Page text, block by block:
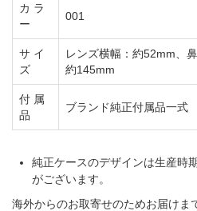
カ ラ
ー
001
サ イ
ズ
レンズ横幅：約52mm、
約145mm
付 属
品
ブランド純正付属品一式
純正ケースのデザインは生産時
がございます。
海外からのお取寄せのためお届けま